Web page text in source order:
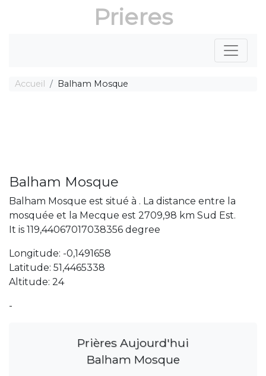
Prieres
Accueil Balham Mosque
Balham Mosque
Balham Mosque est situé à . La distance entre la
mosquée et la Mecque est 2709,98 km Sud Est.
It is 119,44067017038356 degree
Longitude: -0,1491658
Latitude: 51,4465338
Altitude: 24
-
Prières Aujourd'hui
Balham Mosque